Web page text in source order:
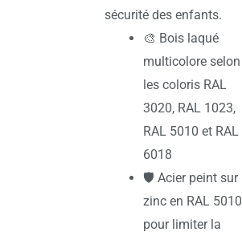
sécurité des enfants.
🎨 Bois laqué
multicolore selon
les coloris RAL
3020, RAL 1023,
RAL 5010 et RAL
6018
🛡️ Acier peint sur
zinc en RAL 5010
pour limiter la